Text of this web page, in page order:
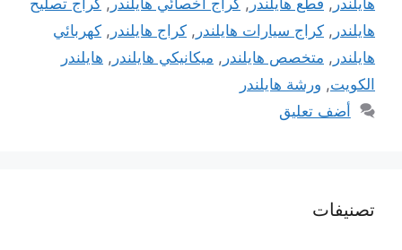
هايلندر , كراج سيارات هايلندر , كراج هايلندر , كهربائي
هايلندر , متخصص هايلندر , ميكانيكي هايلندر , هايلندر
الكويت, ورشة هايلندر
أضف تعليق
تصنيفات